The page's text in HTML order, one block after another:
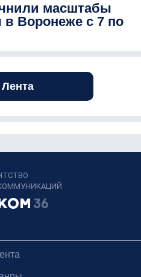
масштабы
Воронеже с 7 по